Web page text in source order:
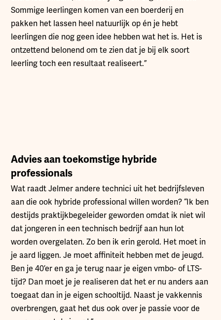
Sommige leerlingen komen van een boerderij en
pakken het lassen heel natuurlijk op én je hebt
leerlingen die nog geen idee hebben wat het is. Het is
ontzettend belonend om te zien dat je bij elk soort
leerling toch een resultaat realiseert.”
Advies aan toekomstige hybride
professionals
Wat raadt Jelmer andere technici uit het bedrijfsleven
aan die ook hybride professional willen worden? “Ik ben
destijds praktijkbegeleider geworden omdat ik niet wil
dat jongeren in een technisch bedrijf aan hun lot
worden overgelaten. Zo ben ik erin gerold. Het moet in
je aard liggen. Je moet affiniteit hebben met de jeugd.
Ben je 40’er en ga je terug naar je eigen vmbo- of LTS-
tijd? Dan moet je je realiseren dat het er nu anders aan
toegaat dan in je eigen schooltijd. Naast je vakkennis
overbrengen, gaat het dus ook over je passie voor de